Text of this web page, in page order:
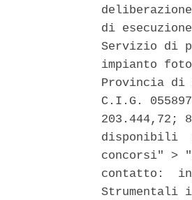
di
Servizio di
impianto
Provincia di
C.I.G.
203.444,72;
disponibili
concorsi" >
contatto:
Strumentali